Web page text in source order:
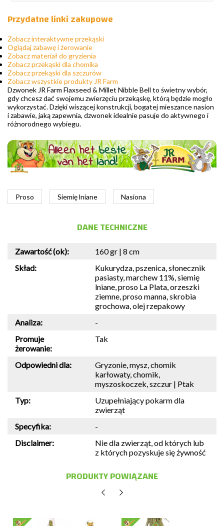
Przydatne linki zakupowe
Zobacz interaktywne przekąski
Oglądaj zabawę i żerowanie
Zobacz materiał do gryzienia
Zobacz przekąski dla chomika
Zobacz przekąski dla szczurów
Zobacz wszystkie produkty JR Farm
Dzwonek JR Farm Flaxseed & Millet Nibble Bell to świetny wybór,
gdy chcesz dać swojemu zwierzęciu przekąskę, którą będzie mogło
wykorzystać. Dzięki wiszącej konstrukcji, bogatej mieszance nasion
i zabawie, jaką zapewnia, dzwonek idealnie pasuje do aktywnego i
różnorodnego wybiegu.
Proso Siemię lniane Nasiona
DANE TECHNICZNE
Zawartość (ok):
160 gr | 8 cm
Skład:
Kukurydza, pszenica, słonecznik
pasiasty, marchew 11%, siemię
lniane, proso La Plata, orzeszki
ziemne, proso manna, skrobia
grochowa, olej rzepakowy
Analiza:
-
Promuje
żerowanie:
Tak
Odpowiedni dla:
Gryzonie, mysz, chomik
karłowaty, chomik,
myszoskoczek, szczur | Ptak
Typ:
Uzupełniający pokarm dla
zwierząt
Specyfika:
-
Disclaimer:
Nie dla zwierząt, od których lub
z których pozyskuje się żywność
PRODUKTY POWIĄZANE